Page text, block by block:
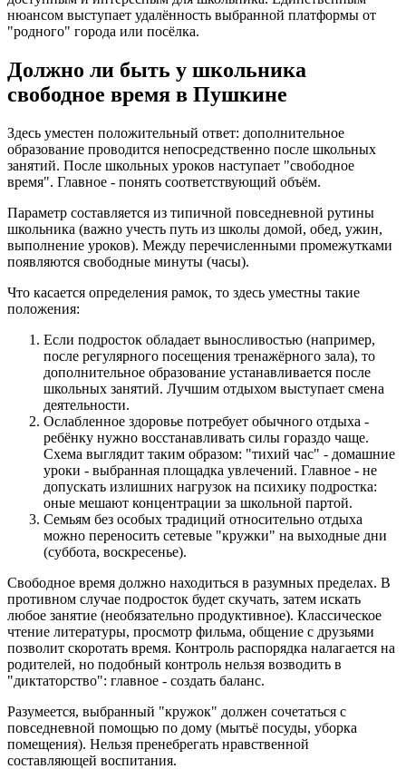
нюансом выступает удалённость выбранной платформы от
"родного" города или посёлка.
Должно ли быть у школьника
свободное время в Пушкине
Здесь уместен положительный ответ: дополнительное
образование проводится непосредственно после школьных
занятий. После школьных уроков наступает "свободное
время". Главное - понять соответствующий объём.
Параметр составляется из типичной повседневной рутины
школьника (важно учесть путь из школы домой, обед, ужин,
выполнение уроков). Между перечисленными промежутками
появляются свободные минуты (часы).
Что касается определения рамок, то здесь уместны такие
положения:
Если подросток обладает выносливостью (например,
после регулярного посещения тренажёрного зала), то
дополнительное образование устанавливается после
школьных занятий. Лучшим отдыхом выступает смена
деятельности.
Ослабленное здоровье потребует обычного отдыха -
ребёнку нужно восстанавливать силы гораздо чаще.
Схема выглядит таким образом: "тихий час" - домашние
уроки - выбранная площадка увлечений. Главное - не
допускать излишних нагрузок на психику подростка:
оные мешают концентрации за школьной партой.
Семьям без особых традиций относительно отдыха
можно переносить сетевые "кружки" на выходные дни
(суббота, воскресенье).
Свободное время должно находиться в разумных пределах. В
противном случае подросток будет скучать, затем искать
любое занятие (необязательно продуктивное). Классическое
чтение литературы, просмотр фильма, общение с друзьями
позволит скоротать время. Контроль распорядка налагается на
родителей, но подобный контроль нельзя возводить в
"диктаторство": главное - создать баланс.
Разумеется, выбранный "кружок" должен сочетаться с
повседневной помощью по дому (мытьё посуды, уборка
помещения). Нельзя пренебрегать нравственной
составляющей воспитания.